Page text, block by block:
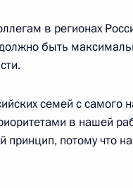
в регионах
быть
семей с самого
в нашей
принцип, потому что